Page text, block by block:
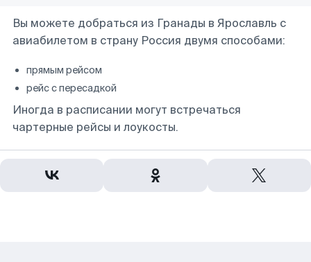
Вы можете добраться из Гранады в Ярославль с
авиабилетом в страну Россия двумя способами:
прямым рейсом
рейс с пересадкой
Иногда в расписании могут встречаться
чартерные рейсы и лоукосты.